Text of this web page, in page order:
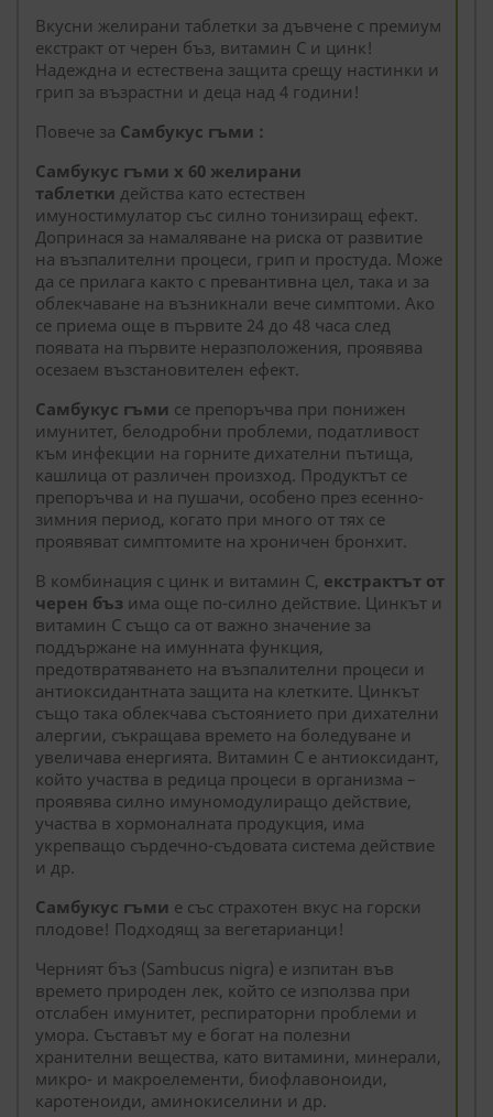
Вкусни желирани таблетки за дъвчене с премиум
екстракт от черен бъз, витамин С и цинк!
Надеждна и естествена защита срещу настинки и
грип за възрастни и деца над 4 години!
Повече за Самбукус гъми :
Самбукус гъми x 60 желирани
таблетки действа като естествен
имуностимулатор със силно тонизиращ ефект.
Допринася за намаляване на риска от развитие
на възпалителни процеси, грип и простуда. Може
да се прилага както с превантивна цел, така и за
облекчаване на възникнали вече симптоми. Ако
се приема още в първите 24 до 48 часа след
появата на първите неразположения, проявява
осезаем възстановителен ефект.
Самбукус гъми се препоръчва при понижен
имунитет, белодробни проблеми, податливост
към инфекции на горните дихателни пътища,
кашлица от различен произход. Продуктът се
препоръчва и на пушачи, особено през есенно-
зимния период, когато при много от тях се
проявяват симптомите на хроничен бронхит.
В комбинация с цинк и витамин С, екстрактът от
черен бъз има още по-силно действие. Цинкът и
витамин С също са от важно значение за
поддържане на имунната функция,
предотвратяването на възпалителни процеси и
антиоксидантната защита на клетките. Цинкът
също така облекчава състоянието при дихателни
алергии, съкращава времето на боледуване и
увеличава енергията. Витамин С е антиоксидант,
който участва в редица процеси в организма –
проявява силно имуномодулиращо действие,
участва в хормоналната продукция, има
укрепващо сърдечно-съдовата система действие
и др.
Самбукус гъми е със страхотен вкус на горски
плодове! Подходящ за вегетарианци!
Черният бъз (Sambucus nigra) е изпитан във
времето природен лек, който се използва при
отслабен имунитет, респираторни проблеми и
умора. Съставът му е богат на полезни
хранителни вещества, като витамини, минерали,
микро- и макроелементи, биофлавоноиди,
каротеноиди, аминокиселини и др.